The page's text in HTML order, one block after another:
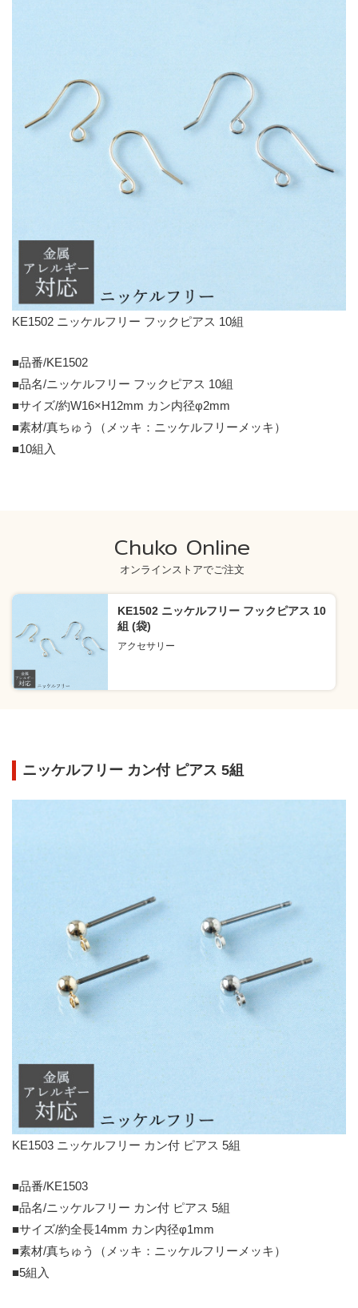
KE1502 ニッケルフリー フックピアス 10組
■品番/KE1502
■品名/ニッケルフリー フックピアス 10組
■サイズ/約W16×H12mm カン内径φ2mm
■素材/真ちゅう（メッキ：ニッケルフリーメッキ）
■10組入
Chuko Online
オンラインストアでご注文
KE1502 ニッケルフリー フックピアス 10
組 (袋)
アクセサリー
ニッケルフリー カン付 ピアス 5組
KE1503 ニッケルフリー カン付 ピアス 5組
■品番/KE1503
■品名/ニッケルフリー カン付 ピアス 5組
■サイズ/約全長14mm カン内径φ1mm
■素材/真ちゅう（メッキ：ニッケルフリーメッキ）
■5組入